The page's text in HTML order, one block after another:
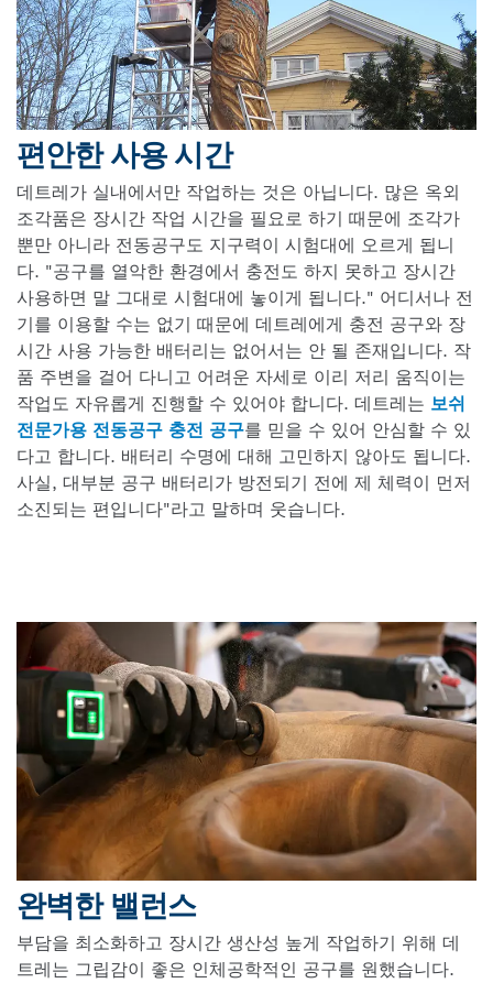
편안한 사용 시간
데트레가 실내에서만 작업하는 것은 아닙니다. 많은 옥외
조각품은 장시간 작업 시간을 필요로 하기 때문에 조각가
뿐만 아니라 전동공구도 지구력이 시험대에 오르게 됩니
다. "공구를 열악한 환경에서 충전도 하지 못하고 장시간
사용하면 말 그대로 시험대에 놓이게 됩니다." 어디서나 전
기를 이용할 수는 없기 때문에 데트레에게 충전 공구와 장
시간 사용 가능한 배터리는 없어서는 안 될 존재입니다. 작
품 주변을 걸어 다니고 어려운 자세로 이리 저리 움직이는
작업도 자유롭게 진행할 수 있어야 합니다. 데트레는 보쉬
전문가용 전동공구 충전 공구를 믿을 수 있어 안심할 수 있
다고 합니다. 배터리 수명에 대해 고민하지 않아도 됩니다.
사실, 대부분 공구 배터리가 방전되기 전에 제 체력이 먼저
소진되는 편입니다"라고 말하며 웃습니다.
완벽한 밸런스
부담을 최소화하고 장시간 생산성 높게 작업하기 위해 데
트레는 그립감이 좋은 인체공학적인 공구를 원했습니다.